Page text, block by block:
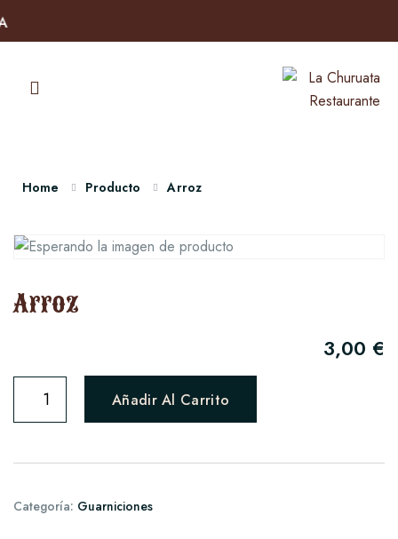
Home Producto Arroz
Arroz
3,00 €
Añadir Al Carrito
Categoría: Guarniciones